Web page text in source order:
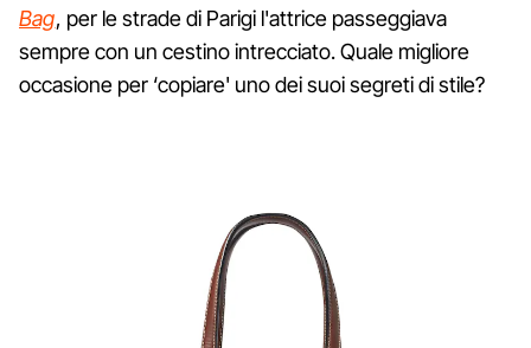
Bag, per le strade di Parigi l'attrice passeggiava
sempre con un cestino intrecciato. Quale migliore
occasione per ‘copiare' uno dei suoi segreti di stile?